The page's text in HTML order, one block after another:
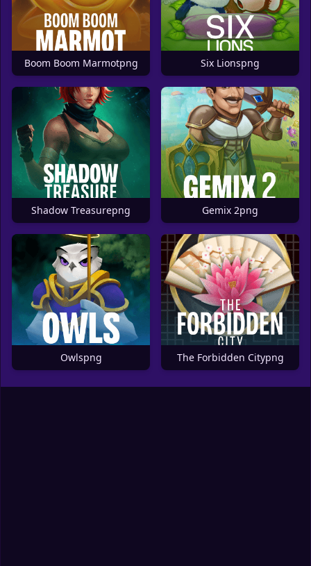
Boom Boom Marmotpng Six Lionspng
Shadow Treasurepng Gemix 2png
Owlspng The Forbidden Citypng